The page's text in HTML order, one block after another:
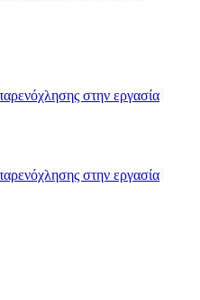
στην εργασία
στην εργασία